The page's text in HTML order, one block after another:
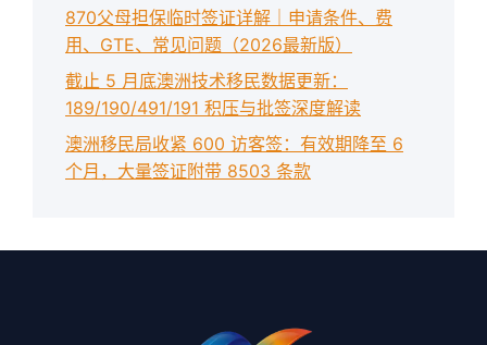
870父母担保临时签证详解｜申请条件、费
用、GTE、常见问题（2026最新版）
截止 5 月底澳洲技术移民数据更新：
189/190/491/191 积压与批签深度解读
澳洲移民局收紧 600 访客签：有效期降至 6
个月，大量签证附带 8503 条款